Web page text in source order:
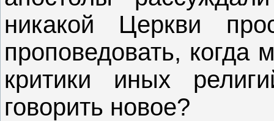
никакой Церкви
проповедовать, когда
критики иных
говорить новое?